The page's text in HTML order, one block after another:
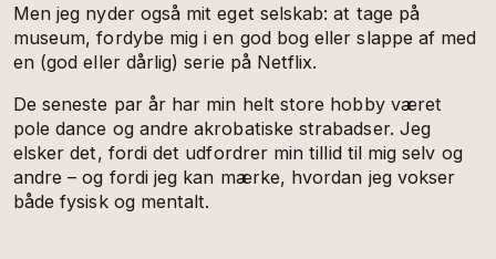
Men jeg nyder også mit eget selskab: at tage på
museum, fordybe mig i en god bog eller slappe af med
en (god eller dårlig) serie på Netflix.
De seneste par år har min helt store hobby været
pole dance og andre akrobatiske strabadser. Jeg
elsker det, fordi det udfordrer min tillid til mig selv og
andre – og fordi jeg kan mærke, hvordan jeg vokser
både fysisk og mentalt.